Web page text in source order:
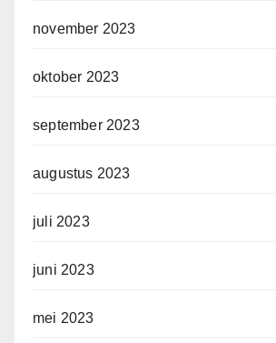
november 2023
oktober 2023
september 2023
augustus 2023
juli 2023
juni 2023
mei 2023